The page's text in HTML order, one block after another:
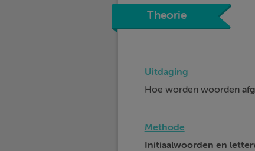
Theorie
Uitdaging
Hoe worden woorden
Methode
Initiaalwoorden en